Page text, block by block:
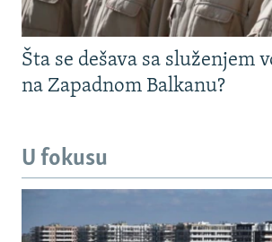
Šta se dešava sa služenjem
na Zapadnom Balkanu?
U fokusu